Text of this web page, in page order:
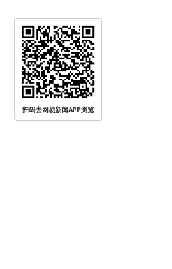
扫码去网易新闻APP浏览